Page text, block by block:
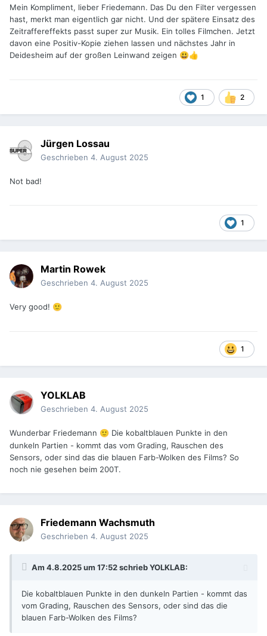
Mein Kompliment, lieber Friedemann. Das Du den Filter vergessen
hast, merkt man eigentlich gar nicht. Und der spätere Einsatz des
Zeitraffereffekts passt super zur Musik. Ein tolles Filmchen. Jetzt
davon eine Positiv-Kopie ziehen lassen und nächstes Jahr in
Deidesheim auf der großen Leinwand zeigen 😃👍
1 2
Jürgen Lossau
Geschrieben 4. August 2025
Not bad!
1
Martin Rowek
Geschrieben 4. August 2025
Very good! 🙂
1
YOLKLAB
Geschrieben 4. August 2025
Wunderbar Friedemann 🙂 Die kobaltblauen Punkte in den
dunkeln Partien - kommt das vom Grading, Rauschen des
Sensors, oder sind das die blauen Farb-Wolken des Films? So
noch nie gesehen beim 200T.
Friedemann Wachsmuth
Geschrieben 4. August 2025
Am 4.8.2025 um 17:52 schriebYOLKLAB:
Die kobaltblauen Punkte in den dunkeln Partien - kommt das
vom Grading, Rauschen des Sensors, oder sind das die
blauen Farb-Wolken des Films?